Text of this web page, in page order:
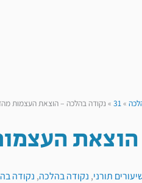
»
31
» נקודה בהלכה – הוצאת העצמות
תורני, נקודה בהלכה, נקודה